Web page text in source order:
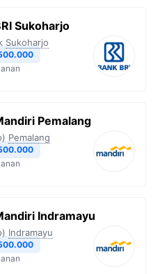
Sukoharjo
Sukoharjo
Pemalang
Pemalang
Indramayu
Indramayu